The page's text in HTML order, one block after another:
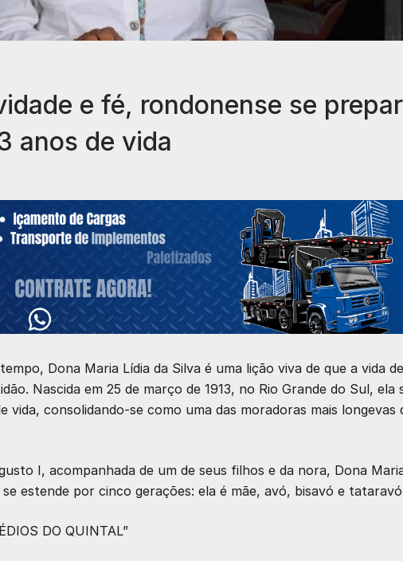
e fé, rondonense se
anos de vida
Dona Maria Lídia da Silva é uma lição viva de que a vida
Nascida em 25 de março de 1913, no Rio Grande do Sul, ela
vida, consolidando-se como uma das moradoras mais longevas
I, acompanhada de um de seus filhos e da nora, Dona
estende por cinco gerações: ela é mãe, avó, bisavó e
DO QUINTAL”